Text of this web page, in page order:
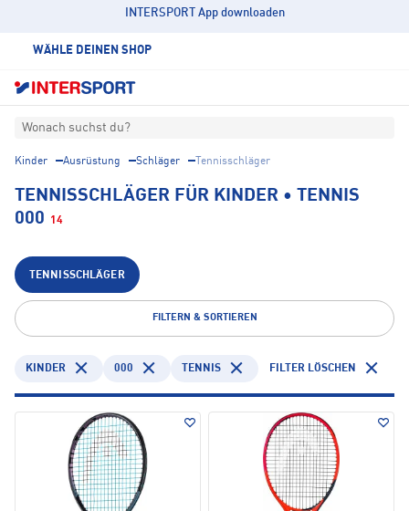
INTERSPORT App downloaden
WÄHLE DEINEN SHOP
Wonach suchst du?
Kinder Ausrüstung Schläger Tennisschläger
TENNISSCHLÄGER FÜR KINDER • TENNIS
000
14
TENNISSCHLÄGER
FILTERN & SORTIEREN
KINDER 000 TENNIS FILTER LÖSCHEN